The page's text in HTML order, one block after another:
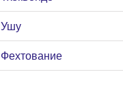
Ушу
Фехтование